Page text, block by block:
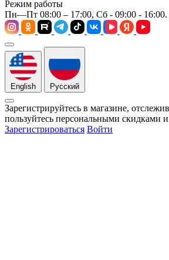
Режим работы
Пн—Пт 08:00 – 17:00, Сб - 09:00 -
English Русский
Зарегистрируйтесь в магазине,
пользуйтесь персональными скидками
Зарегистрироваться Войти